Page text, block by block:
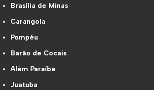
Brasília de Minas
Carangola
Pompéu
Barão de Cocais
Além Paraíba
Juatuba